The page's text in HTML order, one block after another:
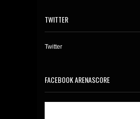
TWITTER
Twitter
FACEBOOK ARENASCORE